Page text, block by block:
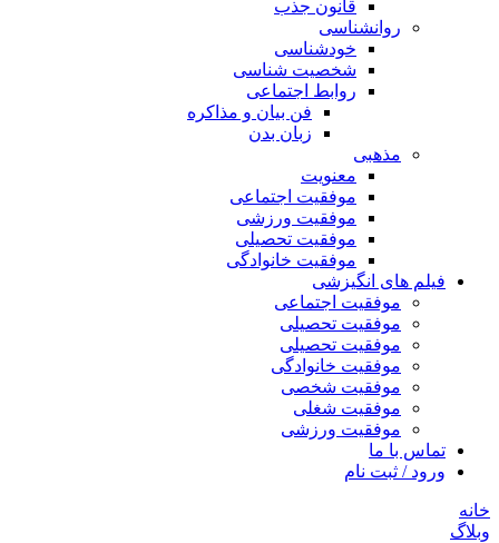
قانون جذب
روانشناسی
خودشناسی
شخصیت شناسی
روابط اجتماعی
فن بیان و مذاکره
زبان بدن
مذهبی
معنویت
موفقیت اجتماعی
موفقیت ورزشی
موفقیت تحصیلی
موفقیت خانوادگی
فیلم های انگیزشی
موفقیت اجتماعی
موفقیت تحصیلی
موفقیت تحصیلی
موفقیت خانوادگی
موفقیت شخصی
موفقیت شغلی
موفقیت ورزشی
تماس با ما
ورود / ثبت نام
خانه
وبلاگ